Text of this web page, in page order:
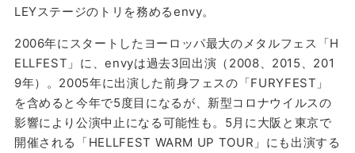
LEYステージのトリを務めるenvy。
2006年にスタートしたヨーロッパ最大のメタルフェス「H
ELLFEST」に、envyは過去3回出演（2008、2015、201
9年）。2005年に出演した前身フェスの「FURYFEST」
を含めると今年で5度目になるが、新型コロナウイルスの
影響により公演中止になる可能性も。5月に大阪と東京で
開催される「HELLFEST WARM UP TOUR」にも出演する